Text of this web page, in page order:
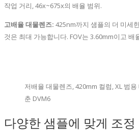
작업 거리, 46x~675x의 배율 범위.
고배율 대물렌즈: 425nm까지 샘플의 더 미세
것은 최대 가능합니다. FOV는 3.60mm이고 배
저배율 대물렌즈, 420mm 컬럼, XL 범
춘 DVM6
다양한 샘플에 맞게 조